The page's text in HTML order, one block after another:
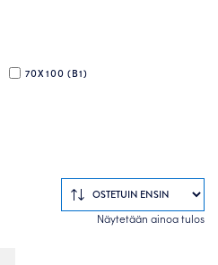
70X100 (B1)
Näytetään ainoa tulos